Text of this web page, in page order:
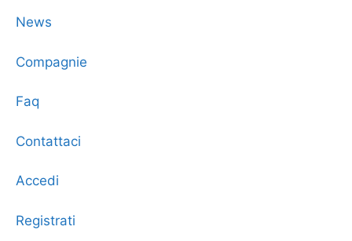
News
Compagnie
Faq
Contattaci
Accedi
Registrati